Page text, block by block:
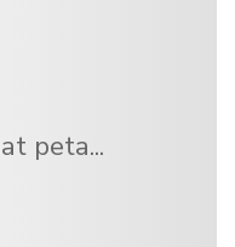
peta...